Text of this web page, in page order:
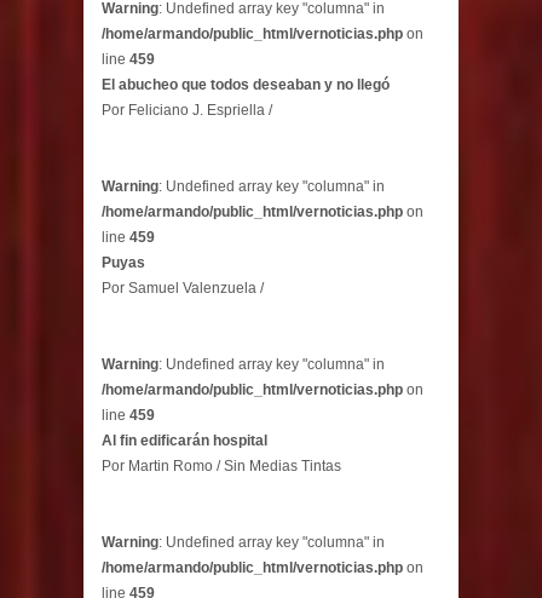
Warning: Undefined array key "columna" in
/home/armando/public_html/vernoticias.php on
line 459
El abucheo que todos deseaban y no llegó
Por Feliciano J. Espriella /
Warning: Undefined array key "columna" in
/home/armando/public_html/vernoticias.php on
line 459
Puyas
Por Samuel Valenzuela /
Warning: Undefined array key "columna" in
/home/armando/public_html/vernoticias.php on
line 459
Al fin edificarán hospital
Por Martin Romo / Sin Medias Tintas
Warning: Undefined array key "columna" in
/home/armando/public_html/vernoticias.php on
line 459